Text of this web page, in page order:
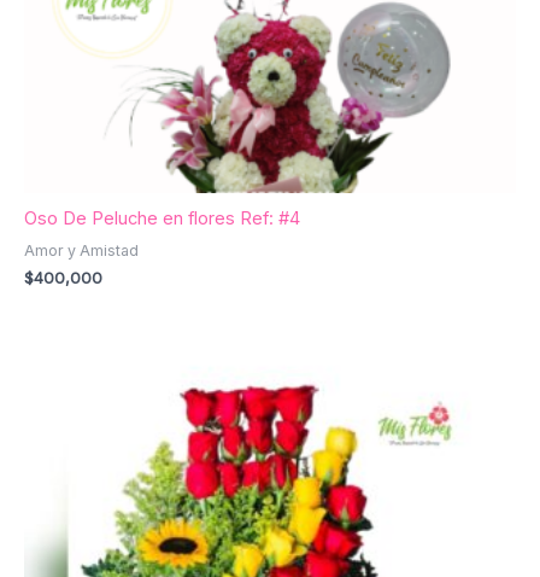
Oso De Peluche en flores Ref: #4
Amor y Amistad
$400,000